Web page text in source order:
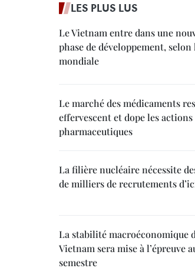
LES PLUS LUS
Le Vietnam entre dans une
phase de développement, selon
mondiale
Le marché des médicaments
effervescent et dope les actions
pharmaceutiques
La filière nucléaire nécessite
de milliers de recrutements
La stabilité macroéconomique
Vietnam sera mise à l’épreuve
semestre